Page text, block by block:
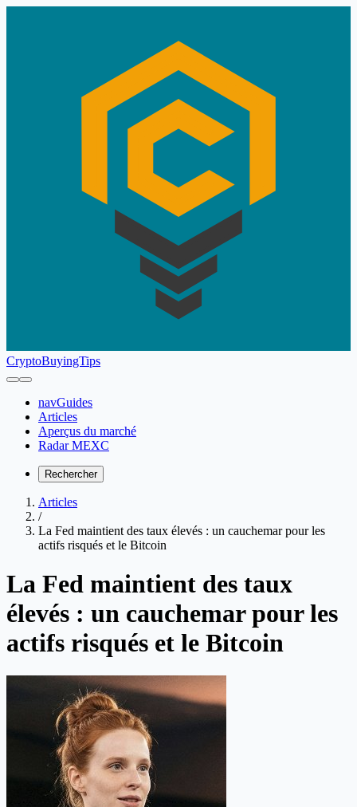
CryptoBuyingTips
navGuides
Articles
Aperçus du marché
Radar MEXC
Rechercher
Articles
/
La Fed maintient des taux élevés : un cauchemar pour les
actifs risqués et le Bitcoin
La Fed maintient des taux
élevés : un cauchemar pour les
actifs risqués et le Bitcoin